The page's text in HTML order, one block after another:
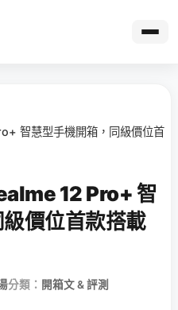
智慧型手機開箱，同級價位首
12 Pro+ 智
價位首款搭載
分類： 開箱文 & 評測